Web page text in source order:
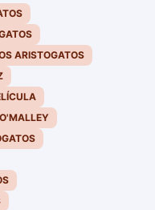
ARISTOGATOS